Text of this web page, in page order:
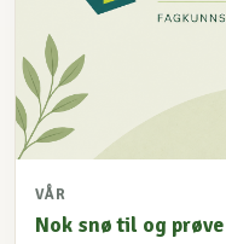
VÅR
Nok snø til og